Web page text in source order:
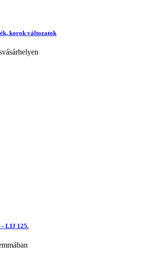
korok változatok
- LIJ 125.